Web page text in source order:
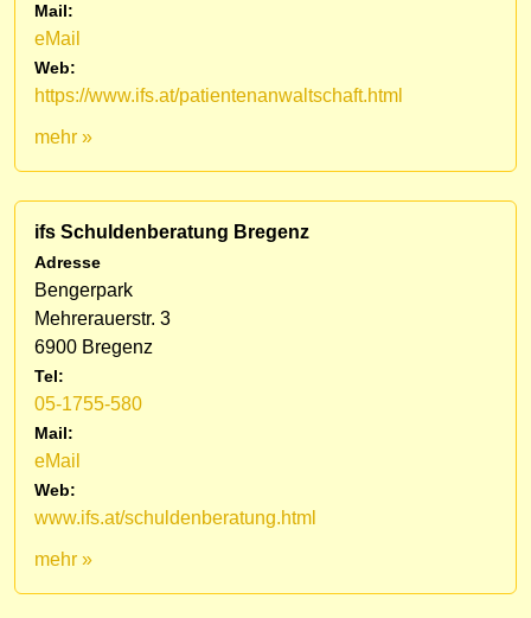
Mail:
eMail
Web:
https://www.ifs.at/patientenanwaltschaft.html
mehr »
ifs Schuldenberatung Bregenz
Adresse
Bengerpark
Mehrerauerstr. 3
6900 Bregenz
Tel:
05-1755-580
Mail:
eMail
Web:
www.ifs.at/schuldenberatung.html
mehr »